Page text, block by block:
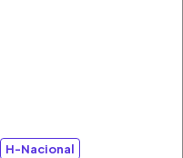
H-Nacional